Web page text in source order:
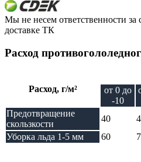
Мы не несем ответственности за
доставке ТК
Расход
Расход, г/м²
от 0 до
-10
Предотвращение
скользкости
40
Уборка льда 1-5 мм
60